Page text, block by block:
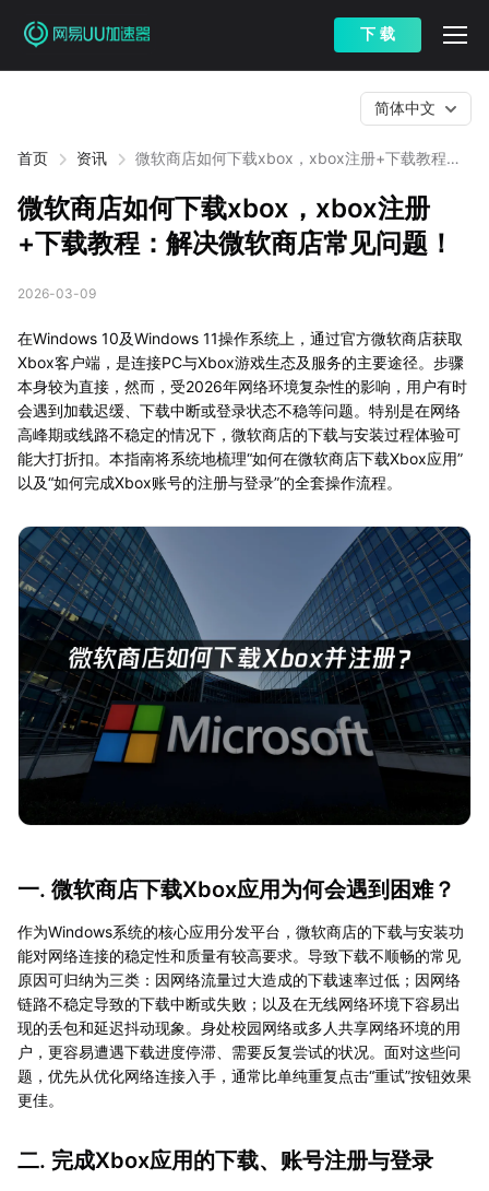
下 载
首页 资讯
微软商店如何下载xbox，xbox注册+下载教程：
简体中文
微软商店如何下载xbox，xbox注册
+下载教程：解决微软商店常见问题！
2026-03-09
在Windows 10及Windows 11操作系统上，通过官方微软商店获取
Xbox客户端，是连接PC与Xbox游戏生态及服务的主要途径。步骤
本身较为直接，然而，受2026年网络环境复杂性的影响，用户有时
会遇到加载迟缓、下载中断或登录状态不稳等问题。特别是在网络
高峰期或线路不稳定的情况下，微软商店的下载与安装过程体验可
能大打折扣。本指南将系统地梳理“如何在微软商店下载Xbox应用”
以及“如何完成Xbox账号的注册与登录”的全套操作流程。
一. 微软商店下载Xbox应用为何会遇到困难？
作为Windows系统的核心应用分发平台，微软商店的下载与安装功
能对网络连接的稳定性和质量有较高要求。导致下载不顺畅的常见
原因可归纳为三类：因网络流量过大造成的下载速率过低；因网络
链路不稳定导致的下载中断或失败；以及在无线网络环境下容易出
现的丢包和延迟抖动现象。身处校园网络或多人共享网络环境的用
户，更容易遭遇下载进度停滞、需要反复尝试的状况。面对这些问
题，优先从优化网络连接入手，通常比单纯重复点击“重试”按钮效果
更佳。
二. 完成Xbox应用的下载、账号注册与登录